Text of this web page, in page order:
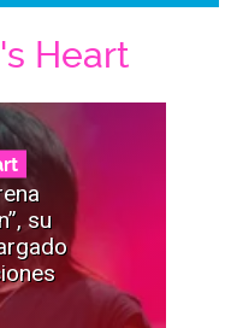
Heart
su